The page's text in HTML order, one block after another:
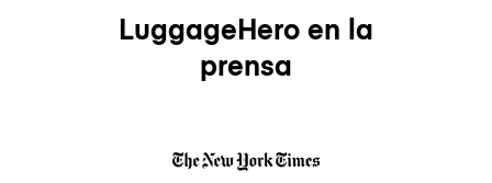
LuggageHero en la
prensa